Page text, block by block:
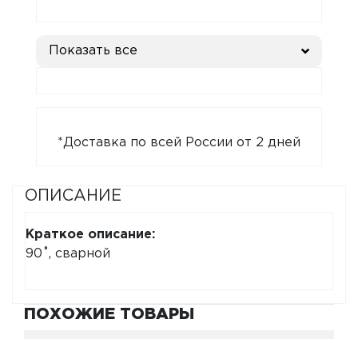
Показать все
*Доставка по всей России от 2 дней
ОПИСАНИЕ
Краткое описание:
90˚, сварной
ПОХОЖИЕ ТОВАРЫ